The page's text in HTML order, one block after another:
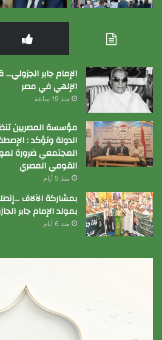
الإمام جابر
الإلهي في مصر
منذ 19 ساعة
مؤسسة المصريين
الدولة وتؤكد :
المجتمعي ضرورة
القومي المصري
منذ 5 أيام
بمشاركة الآلاف
بمولد الإمام جابر
منذ 6 أيام